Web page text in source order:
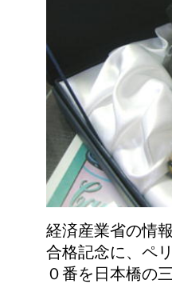
経済産業省の情
合格記念に、ペ
０番を日本橋の